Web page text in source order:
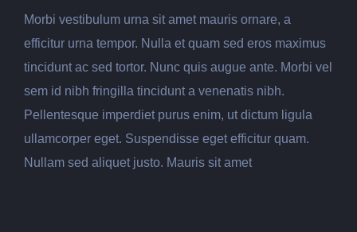
Morbi vestibulum urna sit amet mauris ornare, a
efficitur urna tempor. Nulla et quam sed eros maximus
tincidunt ac sed tortor. Nunc quis augue ante. Morbi vel
sem id nibh fringilla tincidunt a venenatis nibh.
Pellentesque imperdiet purus enim, ut dictum ligula
ullamcorper eget. Suspendisse eget efficitur quam.
Nullam sed aliquet justo. Mauris sit amet